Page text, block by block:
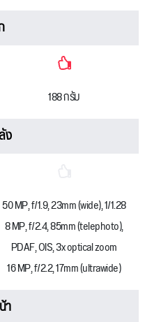
188 กรัม
ง
50 MP, f/1.9, 23mm (wide), 1/1.28
8 MP, f/2.4, 85mm (telephoto),
PDAF, OIS, 3x optical zoom
16 MP, f/2.2, 17mm (ultrawide)
า